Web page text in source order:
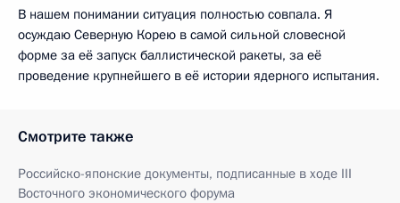
В нашем понимании ситуация полностью совпала. Я
осуждаю Северную Корею в самой сильной словесной
форме за её запуск баллистической ракеты, за её
проведение крупнейшего в её истории ядерного испытания.
Смотрите также
Российско-японские документы, подписанные в ходе III
Восточного экономического форума